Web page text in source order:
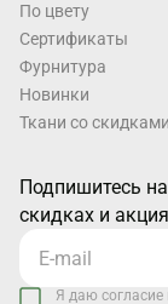
По цвету
Cертификаты
Фурнитура
Новинки
Ткани со скидками
Подпишитесь
скидках и
Я даю